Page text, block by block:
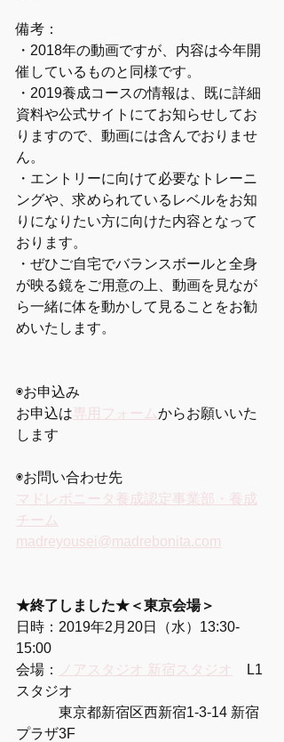
備考：
・2018年の動画ですが、内容は今年開
催しているものと同様です。
・2019養成コースの情報は、既に詳細
資料や公式サイトにてお知らせしてお
りますので、動画には含んでおりませ
ん。
・エントリーに向けて必要なトレーニ
ングや、求められているレベルをお知
りになりたい方に向けた内容となって
おります。
・ぜひご自宅でバランスボールと全身
が映る鏡をご用意の上、動画を見なが
ら一緒に体を動かして見ることをお勧
めいたします。
◉お申込み
お申込は 専用フォームからお願いいた
します
◉お問い合わせ先
マドレボニータ養成認定事業部・養成
チーム
madreyousei@madrebonita.com
★終了しました★＜東京会場＞
日時：2019年2月20日（水）13:30-
15:00
会場：
ノアスタジオ 新宿スタジオ
L1
スタジオ
東京都新宿区西新宿1-3-14 新宿
プラザ3F